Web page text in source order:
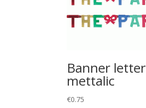
Banner
mettalic
€0.75